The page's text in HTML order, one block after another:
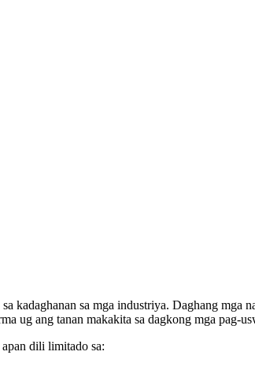
kadaghanan sa mga industriya. Daghang mga
ug ang tanan makakita sa dagkong mga pag-
dili limitado sa: